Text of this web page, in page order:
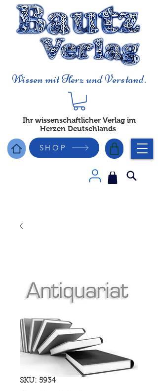
Wissen mit Herz und Verstand.
Ihr wissenschaftlicher Verlag im
Herzen Deutschlands
SHOP
SKU: 5934